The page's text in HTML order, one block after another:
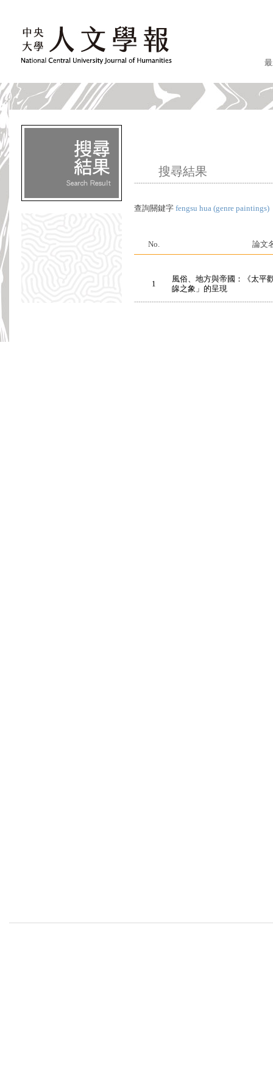
搜尋結果
查詢關鍵字 fengsu hua (genre paintings)
No. 論文
1
風俗、地方與帝國：《太平
皞之象」的呈現